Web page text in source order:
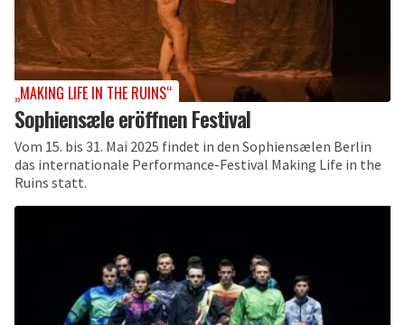
„MAKING LIFE IN THE RUINS“
Sophiensæle eröffnen Festival
Vom 15. bis 31. Mai 2025 findet in den Sophiensælen Berlin
das internationale Performance-Festival Making Life in the
Ruins statt.